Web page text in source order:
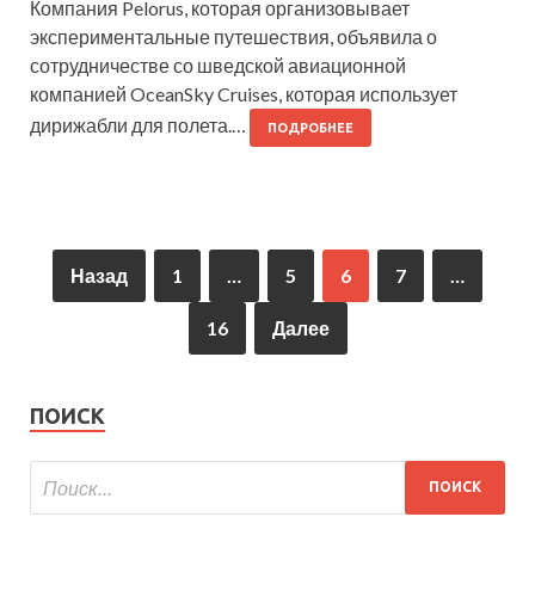
Компания Pelorus, которая организовывает
экспериментальные путешествия, объявила о
сотрудничестве со шведской авиационной
компанией OceanSky Cruises, которая использует
дирижабли для полета.…
ПОДРОБНЕЕ
Назад 1 5 6 7
16 Далее
ПОИСК